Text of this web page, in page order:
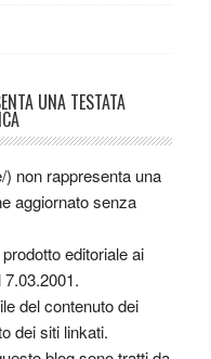
UNA TESTATA
non rappresenta una
aggiornato senza
editoriale ai
del contenuto dei
dei siti linkati.